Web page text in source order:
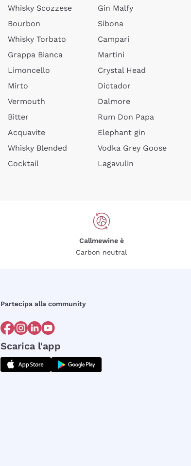
Whisky Scozzese
Bourbon
Whisky Torbato
Grappa Bianca
Limoncello
Mirto
Vermouth
Bitter
Acquavite
Whisky Blended
Cocktail
Gin Malfy
Sibona
Campari
Martini
Crystal Head
Dictador
Dalmore
Rum Don Papa
Elephant gin
Vodka Grey Goose
Lagavulin
Callmewine è
Carbon neutral
Partecipa alla community
Scarica l'app